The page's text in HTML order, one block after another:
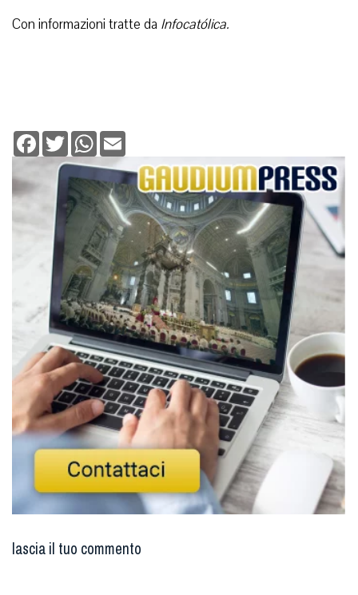
Con informazioni tratte da Infocatólica.
Facebook
TwitterWhatsApp
lascia il tuo commento